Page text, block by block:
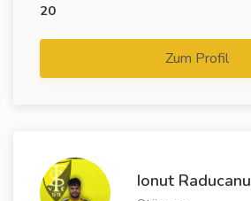
20
Zum Profil
Ionut Raducanu